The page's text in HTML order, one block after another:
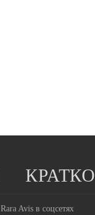
КРАТКО
Rara Avis в соцсетях